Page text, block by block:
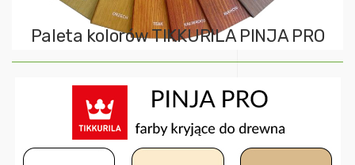
Paleta kolorów TIKKURILA PINJA PRO